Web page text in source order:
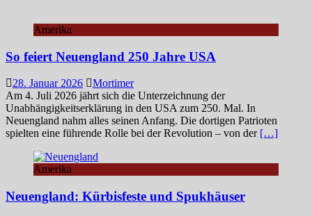
Amerika
So feiert Neuengland 250 Jahre USA
28. Januar 2026
Mortimer
Am 4. Juli 2026 jährt sich die Unterzeichnung der
Unabhängigkeitserklärung in den USA zum 250. Mal. In
Neuengland nahm alles seinen Anfang. Die dortigen Patrioten
spielten eine führende Rolle bei der Revolution – von der […]
Amerika
Neuengland: Kürbisfeste und Spukhäuser